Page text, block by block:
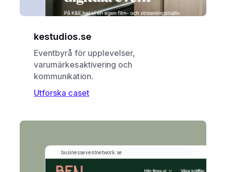
kestudios.se
Eventbyrå för upplevelser,
varumärkesaktivering och
kommunikation.
Utforska caset